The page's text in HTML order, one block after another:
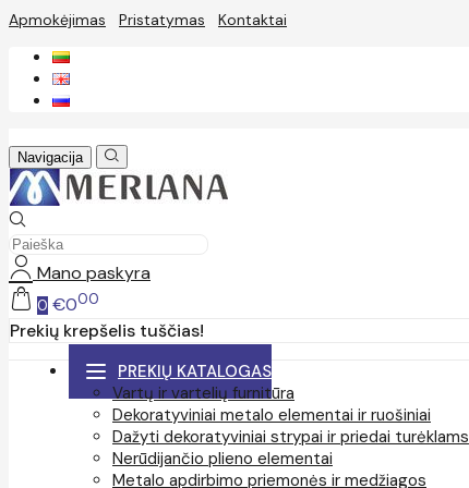
Apmokėjimas Pristatymas Kontaktai
Navigacija
Mano paskyra
0 €000
Prekių krepšelis tuščias!
PREKIŲ KATALOGAS
Vartų ir vartelių furnitūra
Dekoratyviniai metalo elementai ir ruošiniai
Dažyti dekoratyviniai strypai ir priedai turėklams
Nerūdijančio plieno elementai
Metalo apdirbimo priemonės ir medžiagos